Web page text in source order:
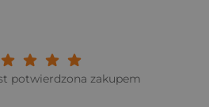
Twoja ocena:
Twoja ocena: Wybitna 9/
Twoja ocena: Rewelacyjna 8/
Twoja ocena: Bardzo dobra 7/10"
ocena: Dobra 6/10"
Przeciętna 5/10"
Może być 4/10"
3/10"
słaba 2/10"
1/10"
potwierdzona zakupem